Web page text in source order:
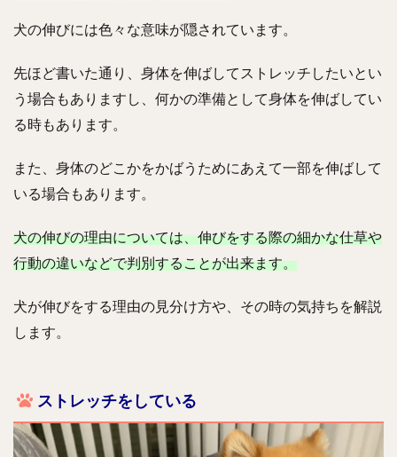
犬の伸びには色々な意味が隠されています。
先ほど書いた通り、身体を伸ばしてストレッチしたいとい
う場合もありますし、何かの準備として身体を伸ばしてい
る時もあります。
また、身体のどこかをかばうためにあえて一部を伸ばして
いる場合もあります。
犬の伸びの理由については、伸びをする際の細かな仕草や
行動の違いなどで判別することが出来ます。
犬が伸びをする理由の見分け方や、その時の気持ちを解説
します。
ストレッチをしている